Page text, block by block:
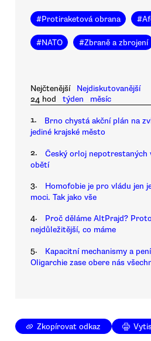
#Protiraketová obrana #
#NATO #Zbraně a zbrojení
Nejčtenější
Nejdiskutovanější
24 hod
týden měsíc
1.
Brno chystá akční plán na
jediné krajské město
2.
Český orloj nepotrestaných
obětí
3.
Homofobie je pro vládu jen
moci. Tak jako vše
4.
Proč děláme AltPrajd?
nejdůležitější, co máme
5.
Kapacitní mechanismy a
Oligarchie zase obere nás
Zkopírovat odkaz